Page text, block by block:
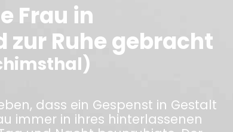
Frau in
Ruhe gebracht
dass ein Gespenst in Gestalt
immer in ihres hinterlassenen